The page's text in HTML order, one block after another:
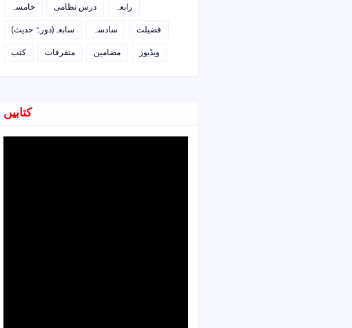
خامسہ
درس نظامی
رابعہ
سابعہ(دورہٌ حدیث)
سادسہ
فضیلت
کتب
متفرقات مضامین ویڈیوز
کتابیں